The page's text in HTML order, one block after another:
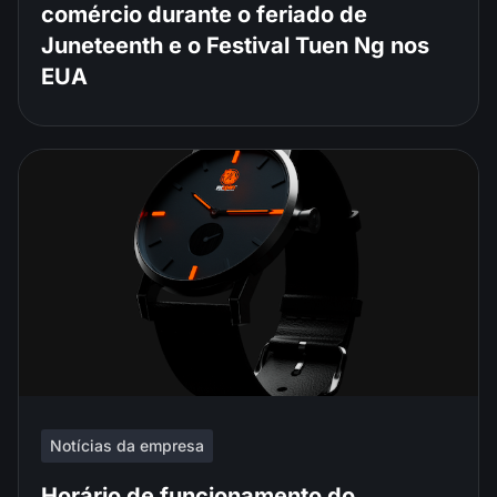
comércio durante o feriado de
Juneteenth e o Festival Tuen Ng nos
EUA
Notícias da empresa